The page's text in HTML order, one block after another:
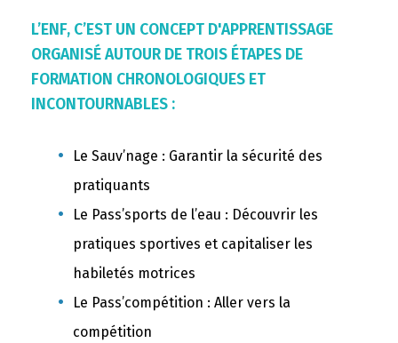
L’ENF, C’EST UN CONCEPT D'APPRENTISSAGE
ORGANISÉ AUTOUR DE TROIS ÉTAPES DE
FORMATION CHRONOLOGIQUES ET
INCONTOURNABLES :
Le Sauv’nage : Garantir la sécurité des
pratiquants
Le Pass’sports de l’eau : Découvrir les
pratiques sportives et capitaliser les
habiletés motrices
Le Pass’compétition : Aller vers la
compétition